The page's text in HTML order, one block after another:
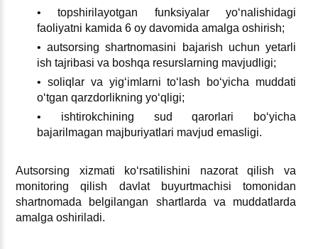
• topshirilayotgan funksiyalar yoʻnalishidagi
faoliyatni kamida 6 oy davomida amalga oshirish;
• autsorsing shartnomasini bajarish uchun yetarli
ish tajribasi va boshqa resurslarning mavjudligi;
• soliqlar va yigʻimlarni toʻlash boʻyicha muddati
oʻtgan qarzdorlikning yoʻqligi;
• ishtirokchining sud qarorlari boʻyicha
bajarilmagan majburiyatlari mavjud emasligi.
Autsorsing хizmati koʻrsatilishini nazorat qilish va
monitoring qilish davlat buyurtmachisi tomonidan
shartnomada belgilangan shartlarda va muddatlarda
amalga oshiriladi.